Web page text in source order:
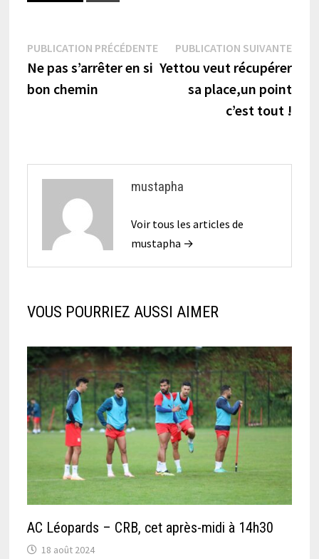
Navigation
de
PUBLICATION PRÉCÉDENTEPublication
précédente :
Ne pas s’arrêter en si
bon chemin
PUBLICATION SUIVANTE
Yettou veut récupérer
sa place,un point
c’est tout !
mustapha
Voir tous les articles de
mustapha →
VOUS POURRIEZ AUSSI AIMER
AC Léopards – CRB, cet après-midi à 14h30
18 août 2024